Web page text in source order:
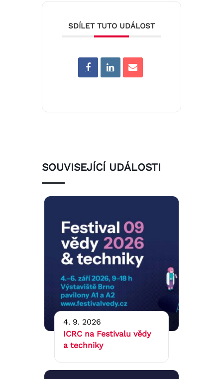
SDÍLET TUTO UDÁLOST
SOUVISEJÍCÍ UDÁLOSTI
4. 9. 2026
ICRC na Festivalu vědy
a techniky